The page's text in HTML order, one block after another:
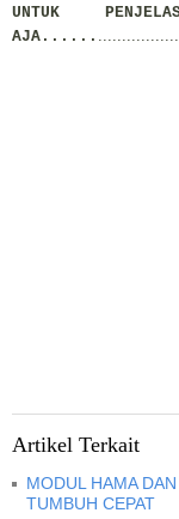
UNTUK
AJA......
Artikel Terkait
MODUL HAMA
TUMBUH CEPAT